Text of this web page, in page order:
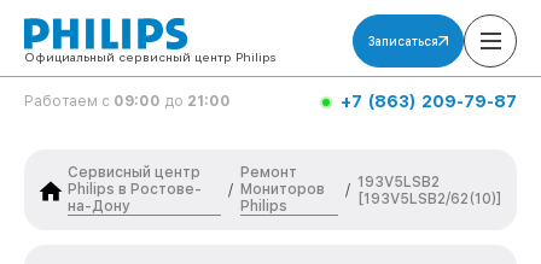
Официальный сервисный центр Philips
Записаться
Работаем с 09:00 до 21:00 +7 (863) 209-79-87
Сервисный центр
Philips в Ростове-
на-Дону
/
Ремонт
Мониторов
Philips
/ 193V5LSB2
[193V5LSB2/62(10)]